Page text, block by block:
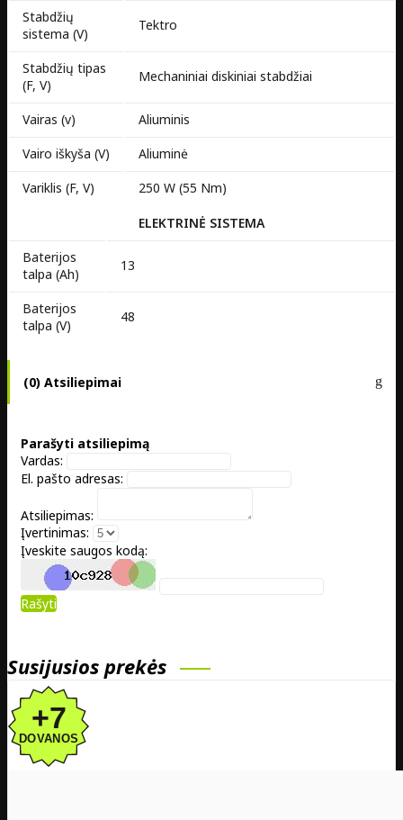
Stabdžių
sistema (V)
Tektro
Stabdžių tipas
(F, V)
Mechaniniai diskiniai stabdžiai
Vairas (v)
Aliuminis
Vairo iškyša (V)
Aliuminė
Variklis (F, V)
250 W (55 Nm)
ELEKTRINĖ SISTEMA
Baterijos
talpa (Ah)
13
Baterijos
talpa (V)
48
(0) Atsiliepimai
Parašyti atsiliepimą
Vardas:
El. pašto adresas:
Atsiliepimas:
Įvertinimas:
Įveskite saugos kodą:
Rašyti
Susijusios prekės